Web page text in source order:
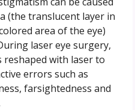
(the translucent layer in
area of ​​the eye)
laser eye surgery,
reshaped with laser to
errors such as
farsightedness and